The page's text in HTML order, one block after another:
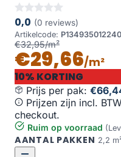
0,0 (0 reviews)
Artikelcode:
€32,95/m²
€29,66/m²
10% KORTING
Prijs per pak:
Prijzen zijn incl.
checkout.
Ruim op voorraad
AANTAL PAKKEN 2,2